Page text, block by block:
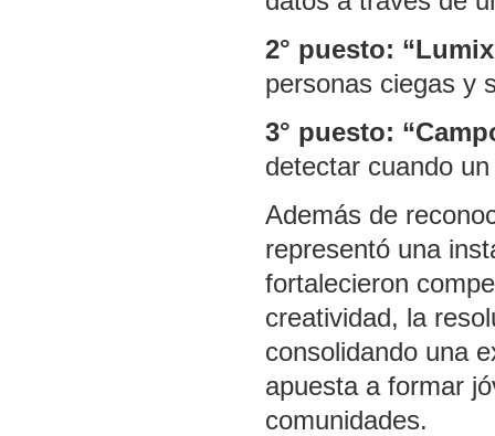
2° puesto:
personas ciegas y
3° puesto:
detectar cuando
Además de
representó una
fortalecieron
creatividad, la
consolidando una
apuesta a formar
comunidades.